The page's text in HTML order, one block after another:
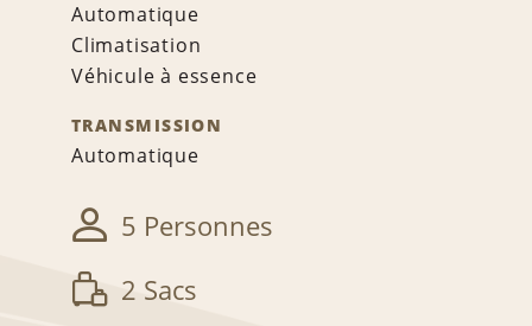
Automatique
Climatisation
Véhicule à essence
TRANSMISSION
Automatique
5 Personnes
2 Sacs